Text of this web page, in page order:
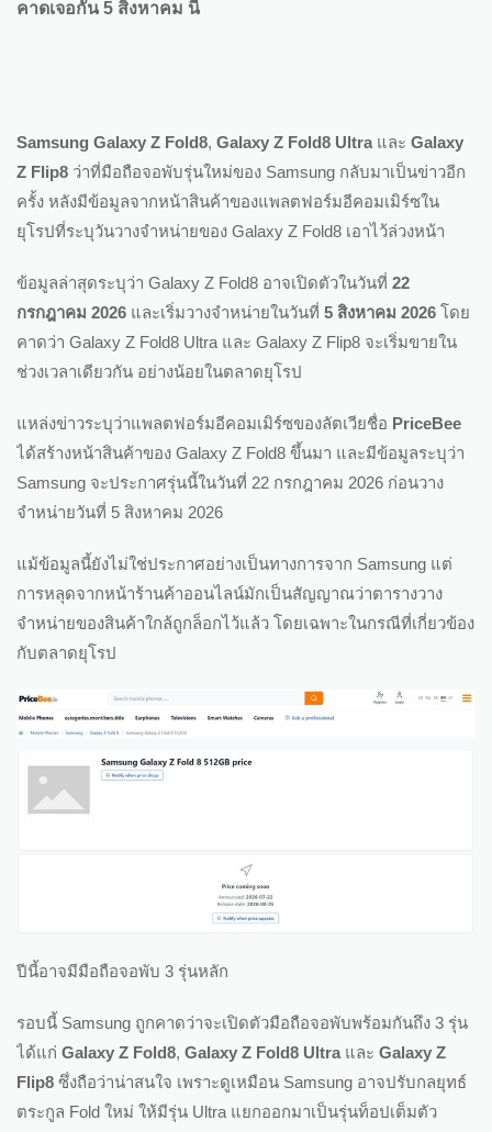
คาดเจอกัน 5 สิงหาคม นี้
Samsung Galaxy Z Fold8, Galaxy Z Fold8 Ultra และ Galaxy
Z Flip8 ว่าที่มือถือจอพับรุ่นใหม่ของ Samsung กลับมาเป็นข่าวอีก
ครั้ง หลังมีข้อมูลจากหน้าสินค้าของแพลตฟอร์มอีคอมเมิร์ซใน
ยุโรปที่ระบุวันวางจำหน่ายของ Galaxy Z Fold8 เอาไว้ล่วงหน้า
ข้อมูลล่าสุดระบุว่า Galaxy Z Fold8 อาจเปิดตัวในวันที่ 22
กรกฎาคม 2026 และเริ่มวางจำหน่ายในวันที่ 5 สิงหาคม 2026 โดย
คาดว่า Galaxy Z Fold8 Ultra และ Galaxy Z Flip8 จะเริ่มขายใน
ช่วงเวลาเดียวกัน อย่างน้อยในตลาดยุโรป
แหล่งข่าวระบุว่าแพลตฟอร์มอีคอมเมิร์ซของลัตเวียชื่อ PriceBee
ได้สร้างหน้าสินค้าของ Galaxy Z Fold8 ขึ้นมา และมีข้อมูลระบุว่า
Samsung จะประกาศรุ่นนี้ในวันที่ 22 กรกฎาคม 2026 ก่อนวาง
จำหน่ายวันที่ 5 สิงหาคม 2026
แม้ข้อมูลนี้ยังไม่ใช่ประกาศอย่างเป็นทางการจาก Samsung แต่
การหลุดจากหน้าร้านค้าออนไลน์มักเป็นสัญญาณว่าตารางวาง
จำหน่ายของสินค้าใกล้ถูกล็อกไว้แล้ว โดยเฉพาะในกรณีที่เกี่ยวข้อง
กับตลาดยุโรป
ปีนี้อาจมีมือถือจอพับ 3 รุ่นหลัก
รอบนี้ Samsung ถูกคาดว่าจะเปิดตัวมือถือจอพับพร้อมกันถึง 3 รุ่น
ได้แก่ Galaxy Z Fold8, Galaxy Z Fold8 Ultra และ Galaxy Z
Flip8 ซึ่งถือว่าน่าสนใจ เพราะดูเหมือน Samsung อาจปรับกลยุทธ์
ตระกูล Fold ใหม่ ให้มีรุ่น Ultra แยกออกมาเป็นรุ่นท็อปเต็มตัว